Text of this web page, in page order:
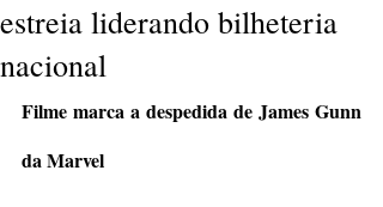
estreia liderando bilheteria
nacional
Filme marca a despedida de James Gunn
da Marvel